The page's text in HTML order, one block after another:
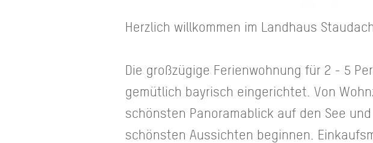
Herzlich willkommen im Landhaus
Die großzügige Ferienwohnung für 2 - 5
gemütlich bayrisch eingerichtet. Von
schönsten Panoramablick auf den See
schönsten Aussichten beginnen.